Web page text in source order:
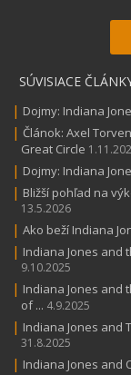
SÚVISIACE
| Dojmy: Indiana
| Článok: Axel
Great Circle
| Dojmy: Indiana
| Bližší pohľad na
13.5.2026
| Ako beží Indiana
| Indiana Jones and
9.10.2025
| Indiana Jones and
of ... 4.9.2025
| Indiana Jones and
31.8.2025
| Indiana Jones and